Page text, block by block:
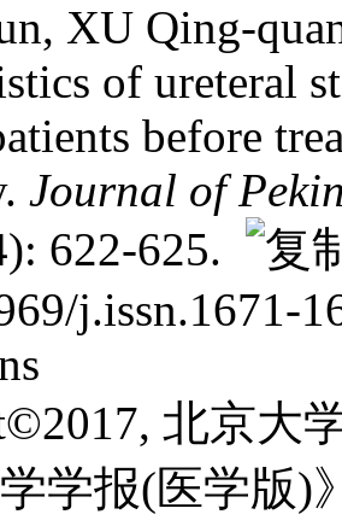
XU Qing-
of ureteral
before
Journal of
622-625.
j.issn.1671-
北京大
学学报(医学版)